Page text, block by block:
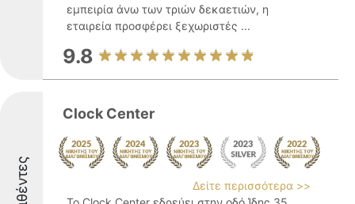
εμπειρία άνω των τριών δεκαετιών, η
εταιρεία προσφέρει ξεχωριστές ...
9.8
Clock Center
Δείτε περισσότερα >>